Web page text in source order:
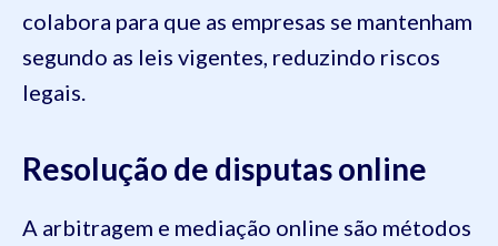
colabora para que as empresas se mantenham
segundo as leis vigentes, reduzindo riscos
legais.
Resolução de disputas online
A arbitragem e mediação online são métodos